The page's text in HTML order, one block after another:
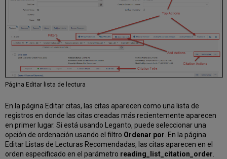
Página Editar lista de lectura
En la página Editar citas, las citas aparecen como una lista de
registros en donde las citas creadas más recientemente aparecen
en primer lugar. Si está usando Leganto, puede seleccionar una
opción de ordenación usando el filtro Ordenar por . En la página
Editar Listas de Lecturas Recomendadas, las citas aparecen en el
orden especificado en el parámetro reading_list_citation_order